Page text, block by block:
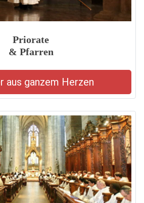
Priorate
& Pfarren
aus ganzem Herzen